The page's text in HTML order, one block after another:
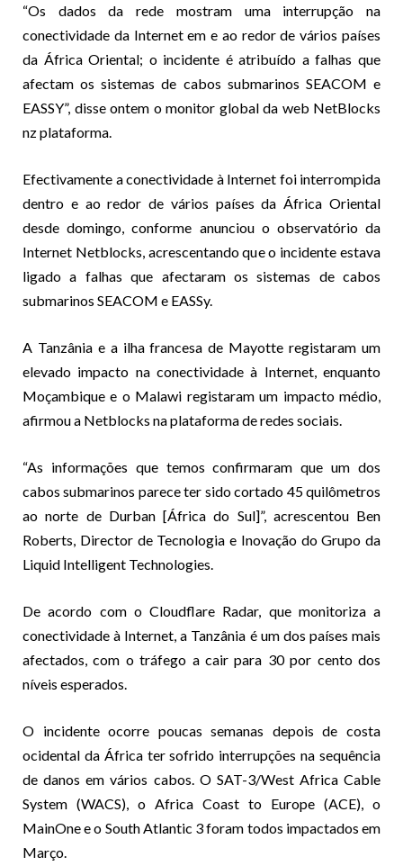
“Os dados da rede mostram uma interrupção na
conectividade da Internet em e ao redor de vários países
da África Oriental; o incidente é atribuído a falhas que
afectam os sistemas de cabos submarinos SEACOM e
EASSY”, disse ontem o monitor global da web NetBlocks
nz plataforma.
Efectivamente a conectividade à Internet foi interrompida
dentro e ao redor de vários países da África Oriental
desde domingo, conforme anunciou o observatório da
Internet Netblocks, acrescentando que o incidente estava
ligado a falhas que afectaram os sistemas de cabos
submarinos SEACOM e EASSy.
A Tanzânia e a ilha francesa de Mayotte registaram um
elevado impacto na conectividade à Internet, enquanto
Moçambique e o Malawi registaram um impacto médio,
afirmou a Netblocks na plataforma de redes sociais.
“As informações que temos confirmaram que um dos
cabos submarinos parece ter sido cortado 45 quilômetros
ao norte de Durban [África do Sul]”, acrescentou Ben
Roberts, Director de Tecnologia e Inovação do Grupo da
Liquid Intelligent Technologies.
De acordo com o Cloudflare Radar, que monitoriza a
conectividade à Internet, a Tanzânia é um dos países mais
afectados, com o tráfego a cair para 30 por cento dos
níveis esperados.
O incidente ocorre poucas semanas depois de costa
ocidental da África ter sofrido interrupções na sequência
de danos em vários cabos. O SAT-3/West Africa Cable
System (WACS), o Africa Coast to Europe (ACE), o
MainOne e o South Atlantic 3 foram todos impactados em
Março.